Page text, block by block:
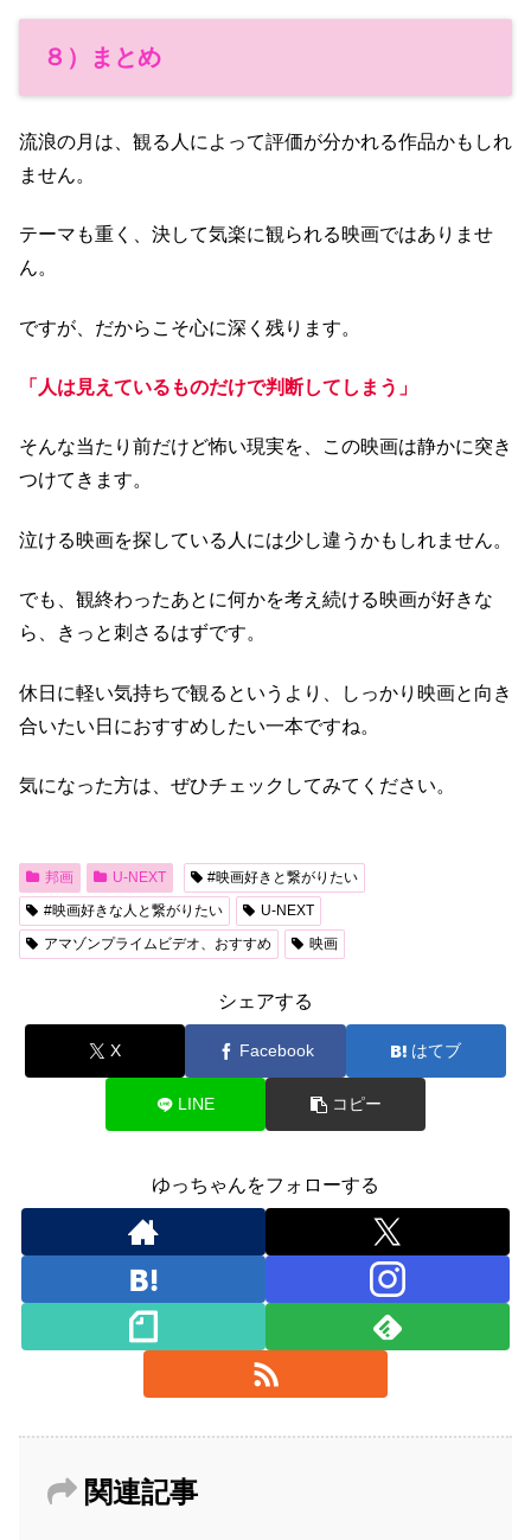
８）まとめ
流浪の月は、観る人によって評価が分かれる作品かもしれ
ません。
テーマも重く、決して気楽に観られる映画ではありませ
ん。
ですが、だからこそ心に深く残ります。
「人は見えているものだけで判断してしまう」
そんな当たり前だけど怖い現実を、この映画は静かに突き
つけてきます。
泣ける映画を探している人には少し違うかもしれません。
でも、観終わったあとに何かを考え続ける映画が好きな
ら、きっと刺さるはずです。
休日に軽い気持ちで観るというより、しっかり映画と向き
合いたい日におすすめしたい一本ですね。
気になった方は、ぜひチェックしてみてください。
邦画 U-NEXT
#映画好きと繋がりたい
#映画好きな人と繋がりたい
U-NEXT
アマゾンプライムビデオ、おすすめ
映画
シェアする
X Facebook はてブ
LINE コピー
ゆっちゃんをフォローする
関連記事